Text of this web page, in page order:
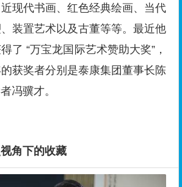
现代书画、红色经典绘画、当代
装置艺术以及古董等等。最近他
了 “万宝龙国际艺术赞助大奖”，
获奖者分别是泰康集团董事长陈
冯骥才。
角下的收藏